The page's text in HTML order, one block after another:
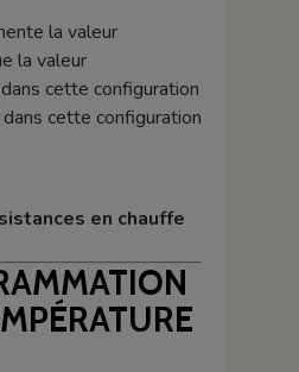
la valeur
la valeur
cette configuration
cette configuration
en chauffe